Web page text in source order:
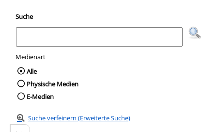
Suche
Medienart
Wählen Sie die Medienart nach der Sie
Alle
Physische Medien
E-Medien
Suche verfeinern (Erweiterte Suche)